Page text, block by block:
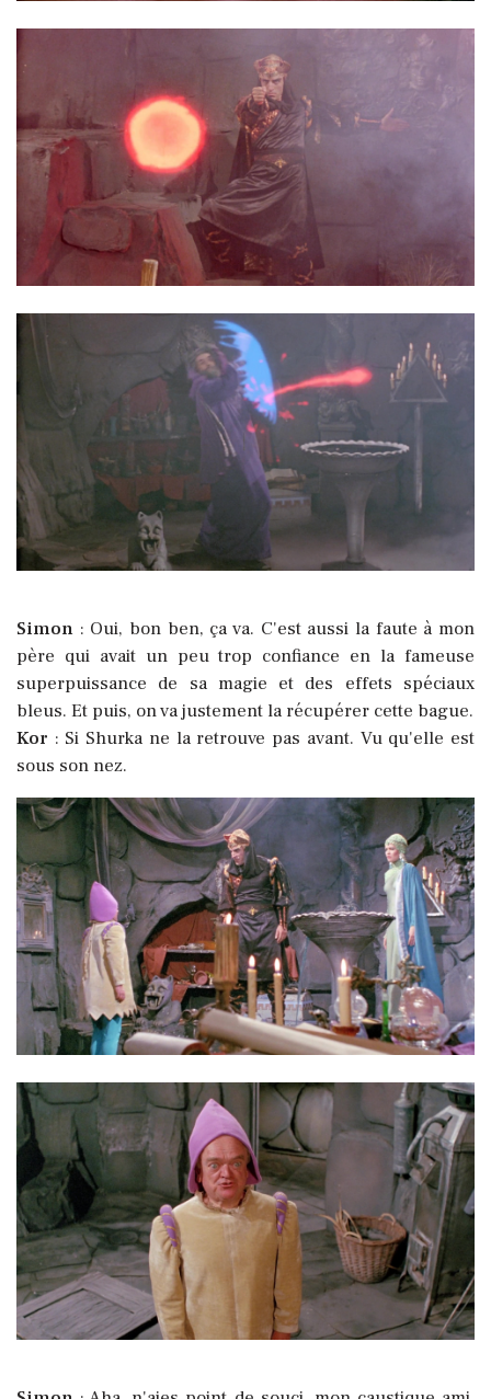
Simon : Oui, bon ben, ça va. C'est aussi la faute à mon
père qui avait un peu trop confiance en la fameuse
superpuissance de sa magie et des effets spéciaux
bleus. Et puis, on va justement la récupérer cette bague.
Kor : Si Shurka ne la retrouve pas avant. Vu qu'elle est
sous son nez.